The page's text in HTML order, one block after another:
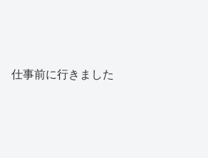
仕事前に行きました